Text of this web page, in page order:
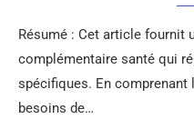
Résumé : Cet article fournit
complémentaire santé qui
spécifiques. En comprenant
besoins de…